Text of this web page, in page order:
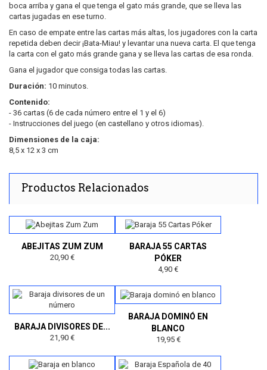
boca arriba y gana el que tenga el gato más grande, que se lleva las
cartas jugadas en ese turno.
En caso de empate entre las cartas más altas, los jugadores con la carta
repetida deben decir ¡Bata-Miau! y levantar una nueva carta. El que tenga
la carta con el gato más grande gana y se lleva las cartas de esa ronda.
Gana el jugador que consiga todas las cartas.
Duración: 10 minutos.
Contenido:
- 36 cartas (6 de cada número entre el 1 y el 6)
- Instrucciones del juego (en castellano y otros idiomas).
Dimensiones de la caja:
8,5 x 12 x 3 cm
Productos Relacionados
ABEJITAS ZUM ZUM
20,90 €
BARAJA 55 CARTAS
PÓKER
4,90 €
BARAJA DIVISORES DE...
21,90 €
BARAJA DOMINÓ EN
BLANCO
19,95 €